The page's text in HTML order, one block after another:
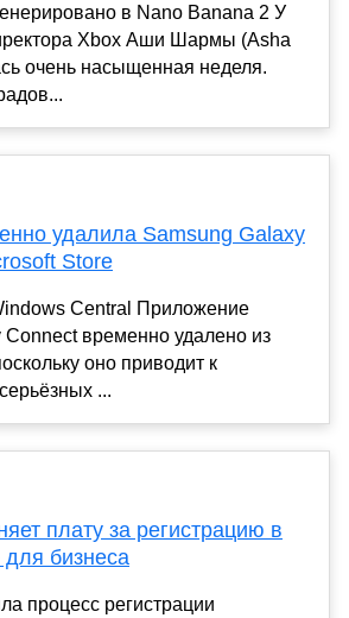
в Nano Banana 2 У
Xbox Аши Шармы (Asha
очень насыщенная неделя.
удалила Samsung Galaxy
Store
Central Приложение
временно удалено из
оно приводит к
...
плату за регистрацию в
бизнеса
процесс регистрации